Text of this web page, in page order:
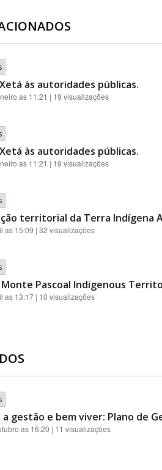
às autoridades públicas.
as 11:21 | 19 visualizações
às autoridades públicas.
as 11:21 | 19 visualizações
territorial da Terra Indígena
as 15:09 | 32 visualizações
Monte Pascoal Indigenous
as 13:17 | 10 visualizações
gestão e bem viver: Plano de
as 16:20 | 11 visualizações